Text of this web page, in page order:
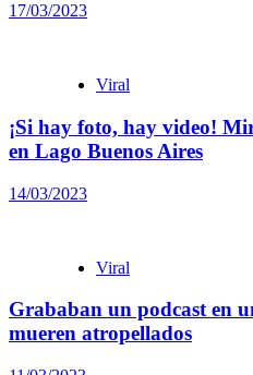
17/03/2023
Viral
¡Si hay foto, hay video!
en Lago Buenos Aires
14/03/2023
Viral
Grababan un podcast en
mueren atropellados